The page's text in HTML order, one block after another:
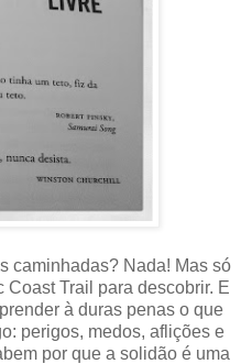
caminhadas? Nada! Mas só
Trail para descobrir. E
à duras penas o que
perigos, medos, aflições e
por que a solidão é uma